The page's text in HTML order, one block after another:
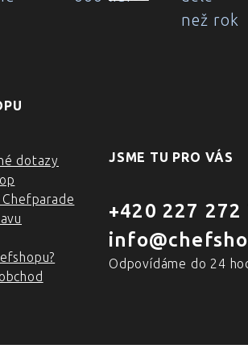
než rok
dotazy
JSME TU PRO VÁS
+420 227 272
Odpovídáme do 24